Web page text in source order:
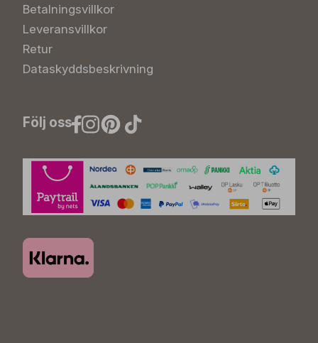
Betalningsvillkor
Leveransvillkor
Retur
Dataskyddsbeskrivning
Följ oss